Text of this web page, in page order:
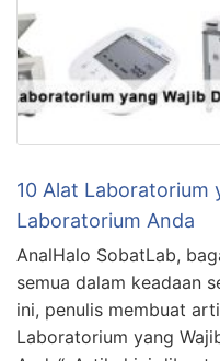
10 Alat Laboratorium
Laboratorium Anda
AnalHalo SobatLab,
semua dalam keadaan
ini, penulis membuat
Laboratorium yang